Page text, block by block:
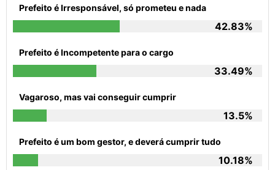
Prefeito é Irresponsável, só prometeu e nada
42.83%
Prefeito é Incompetente para o cargo
33.49%
Vagaroso, mas vai conseguir cumprir
13.5%
Prefeito é um bom gestor, e deverá cumprir tudo
10.18%